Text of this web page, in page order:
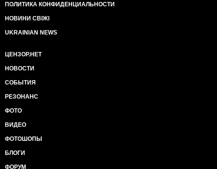
ПОЛИТИКА КОНФИДЕНЦИАЛЬНОСТИ
НОВИНИ СВІЖІ
UKRAINIAN NEWS
ЦЕНЗОР.НЕТ
НОВОСТИ
СОБЫТИЯ
РЕЗОНАНС
ФОТО
ВИДЕО
ФОТОШОПЫ
БЛОГИ
ФОРУМ